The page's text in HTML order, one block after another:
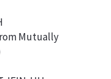
Mutually